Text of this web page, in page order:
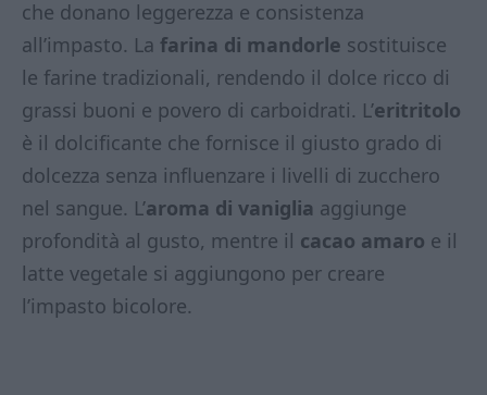
che donano leggerezza e consistenza
all’impasto. La farina di mandorle sostituisce
le farine tradizionali, rendendo il dolce ricco di
grassi buoni e povero di carboidrati. L’eritritolo
è il dolcificante che fornisce il giusto grado di
dolcezza senza influenzare i livelli di zucchero
nel sangue. L’aroma di vaniglia aggiunge
profondità al gusto, mentre il cacao amaro e il
latte vegetale si aggiungono per creare
l’impasto bicolore.